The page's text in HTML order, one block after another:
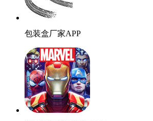
包装盒厂家APP